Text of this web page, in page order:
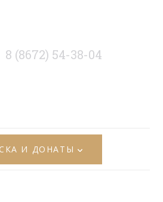
8 (8672) 54-38-04
И ДОНАТЫ